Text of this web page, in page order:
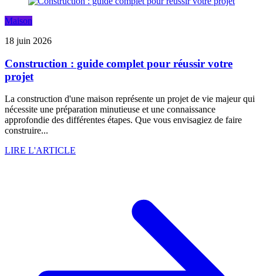
Maison
18 juin 2026
Construction : guide complet pour réussir votre
projet
La construction d'une maison représente un projet de vie majeur qui
nécessite une préparation minutieuse et une connaissance
approfondie des différentes étapes. Que vous envisagiez de faire
construire...
LIRE L'ARTICLE